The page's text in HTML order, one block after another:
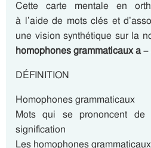
Cette carte mentale en
à l’aide de mots clés et
une vision synthétique sur la
homophones grammaticaux a –
DÉFINITION
Homophones grammaticaux
Mots qui se prononcent
signification
Les homophones